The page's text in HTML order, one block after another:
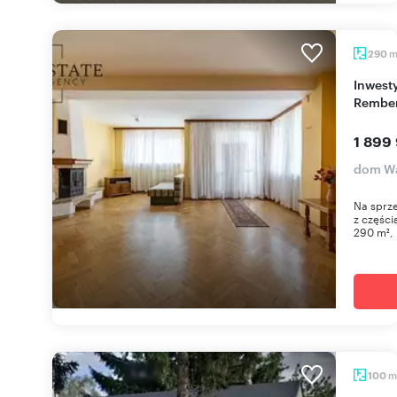
290 m
Inwestycja z potencjałem – dom i działalność w
1 899
dom
Na
z
290 m²,
100 m